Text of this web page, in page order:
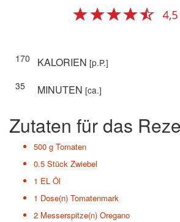
170 KALORIEN [p.P.]
35
MINUTEN [ca.]
Zutaten für das
500 g Tomaten
0.5 Stück Zwiebel
1 EL Öl
1 Dose(n) Tomatenmark
2 Messerspitze(n) Oregano